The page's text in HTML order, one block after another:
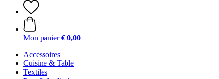
Mon panier € 0,00
Accessoires
Cuisine & Table
Textiles